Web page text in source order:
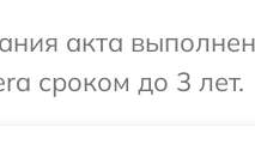
акта
сроком до 3 лет.